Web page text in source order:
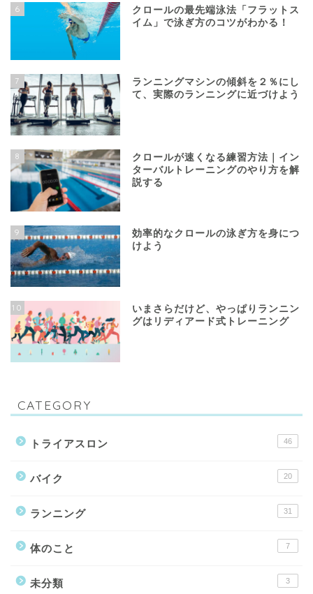
6
クロールの最先端泳法「フラットス
イム」で泳ぎ方のコツがわかる！
7
ランニングマシンの傾斜を２％にし
て、実際のランニングに近づけよう
8
クロールが速くなる練習方法｜イン
ターバルトレーニングのやり方を解
説する
9
効率的なクロールの泳ぎ方を身につ
けよう
10
いまさらだけど、やっぱりランニン
グはリディアード式トレーニング
CATEGORY
トライアスロン 46
バイク 20
ランニング 31
体のこと 7
未分類 3